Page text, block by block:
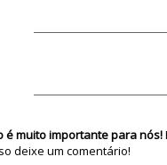
é muito importante para nós!
deixe um comentário!